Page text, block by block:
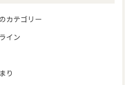
カテゴリー
イン
り